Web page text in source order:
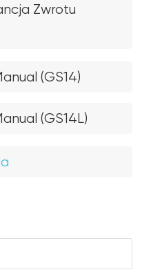
Zwrotu
(GS14)
(GS14L)